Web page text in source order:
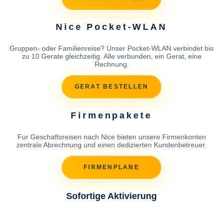
Nice Pocket-WLAN
Gruppen- oder Familienreise? Unser Pocket-WLAN verbindet bis
zu 10 Gerate gleichzeitig. Alle verbunden, ein Gerat, eine
Rechnung.
GERAT BESTELLEN
Firmenpakete
Fur Geschaftsreisen nach Nice bieten unsere Firmenkonten
zentrale Abrechnung und einen dedizierten Kundenbetreuer.
FIRMENPLANE
Sofortige Aktivierung